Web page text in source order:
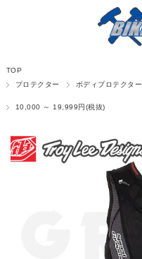
TOP
プロテクター
ボディプロテクター
10,000 ～ 19,999円(税抜)